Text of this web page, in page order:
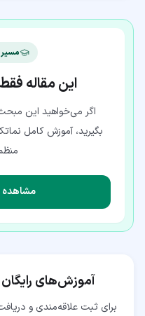
مسیر
این مقاله
اگر می‌خواهید این مبحث
بگیرید، آموزش کامل
مشاهده
آموزش‌های
برای ثبت علاقه‌مندی و